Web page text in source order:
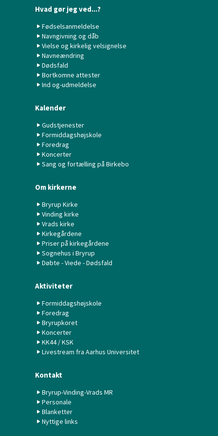
Hvad gør jeg ved...?
Fødselsanmeldelse
Navngivning og dåb
Vielse og kirkelig velsignelse
Navneændring
Dødsfald
Bortkomne attester
Ind og-udmeldelse
Kalender
Gudstjenester
Formiddagshøjskole
Foredrag
Koncerter
Sang og fortælling på Birkebo
Om kirkerne
Bryrup Kirke
Vinding kirke
Vrads kirke
Kirkegårdene
Priser på kirkegårdene
Sognehus i Bryrup
Døbte - Viede - Dødsfald
Aktiviteter
Formiddagshøjskole
Foredrag
Bryrupkoret
Koncerter
KK44 / KSK
Livestream fra Aarhus Universitet
Kontakt
Bryrup-Vinding-Vrads MR
Personale
Blanketter
Nyttige links